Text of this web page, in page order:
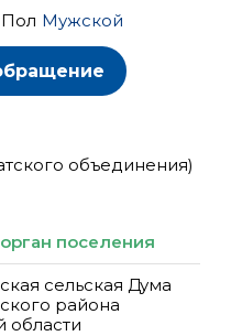
Пол Мужской
объединения)
поселения
сельская Дума
района
области